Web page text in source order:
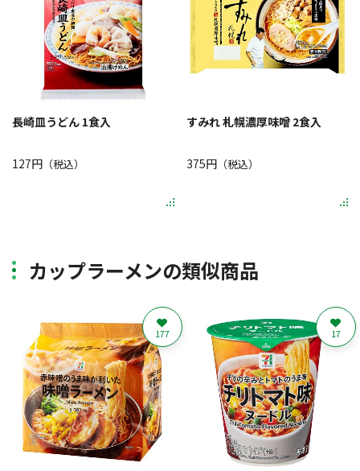
長崎皿うどん 1食入
127円 （税込）
すみれ 札幌濃厚味噌 2食入
375円（税込）
カップラーメンの類似商品
177 17